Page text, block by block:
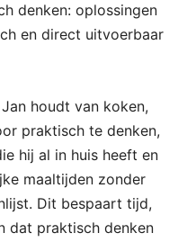
denken: oplossingen
en direct uitvoerbaar
houdt van koken,
praktisch te denken,
hij al in huis heeft en
maaltijden zonder
Dit bespaart tijd,
dat praktisch denken